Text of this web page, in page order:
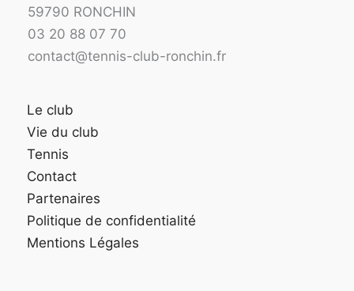
59790 RONCHIN
03 20 88 07 70
contact@tennis-club-ronchin.fr
Le club
Vie du club
Tennis
Contact
Partenaires
Politique de confidentialité
Mentions Légales